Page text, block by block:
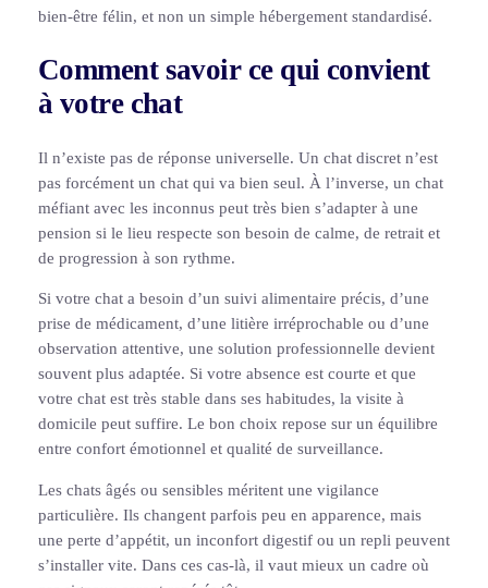
bien-être félin, et non un simple hébergement standardisé.
Comment savoir ce qui convient
à votre chat
Il n’existe pas de réponse universelle. Un chat discret n’est
pas forcément un chat qui va bien seul. À l’inverse, un chat
méfiant avec les inconnus peut très bien s’adapter à une
pension si le lieu respecte son besoin de calme, de retrait et
de progression à son rythme.
Si votre chat a besoin d’un suivi alimentaire précis, d’une
prise de médicament, d’une litière irréprochable ou d’une
observation attentive, une solution professionnelle devient
souvent plus adaptée. Si votre absence est courte et que
votre chat est très stable dans ses habitudes, la visite à
domicile peut suffire. Le bon choix repose sur un équilibre
entre confort émotionnel et qualité de surveillance.
Les chats âgés ou sensibles méritent une vigilance
particulière. Ils changent parfois peu en apparence, mais
une perte d’appétit, un inconfort digestif ou un repli peuvent
s’installer vite. Dans ces cas-là, il vaut mieux un cadre où